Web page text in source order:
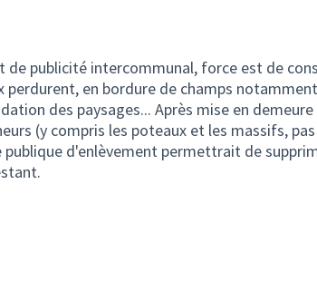
de publicité intercommunal, force est de
perdurent, en bordure de champs
des paysages... Après mise en demeure
(y compris les poteaux et les massifs,
publique d'enlèvement permettrait de